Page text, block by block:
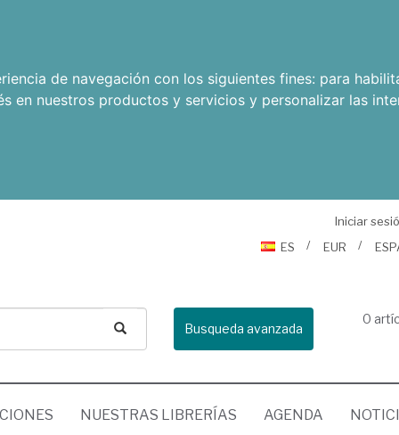
de navegación con los siguientes fines: para
en nuestros productos y servicios y personalizar las
Iniciar
ES
EUR
Busqueda avanzada
0
NUESTRAS LIBRERÍAS AGENDA